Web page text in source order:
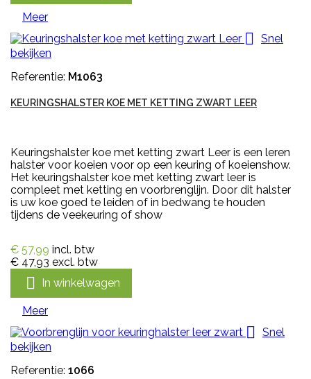
Meer

Snel
bekijken
Referentie: M1063
KEURINGSHALSTER KOE MET KETTING ZWART LEER
Keuringshalster koe met ketting zwart Leer is een leren
halster voor koeien voor op een keuring of koeienshow.
Het keuringshalster koe met ketting zwart leer is
compleet met ketting en voorbrenglijn. Door dit halster
is uw koe goed te leiden of in bedwang te houden
tijdens de veekeuring of show
€ 57,99 incl. btw
€ 47,93 excl. btw
 In winkelwagen
Meer

Snel
bekijken
Referentie: 1066